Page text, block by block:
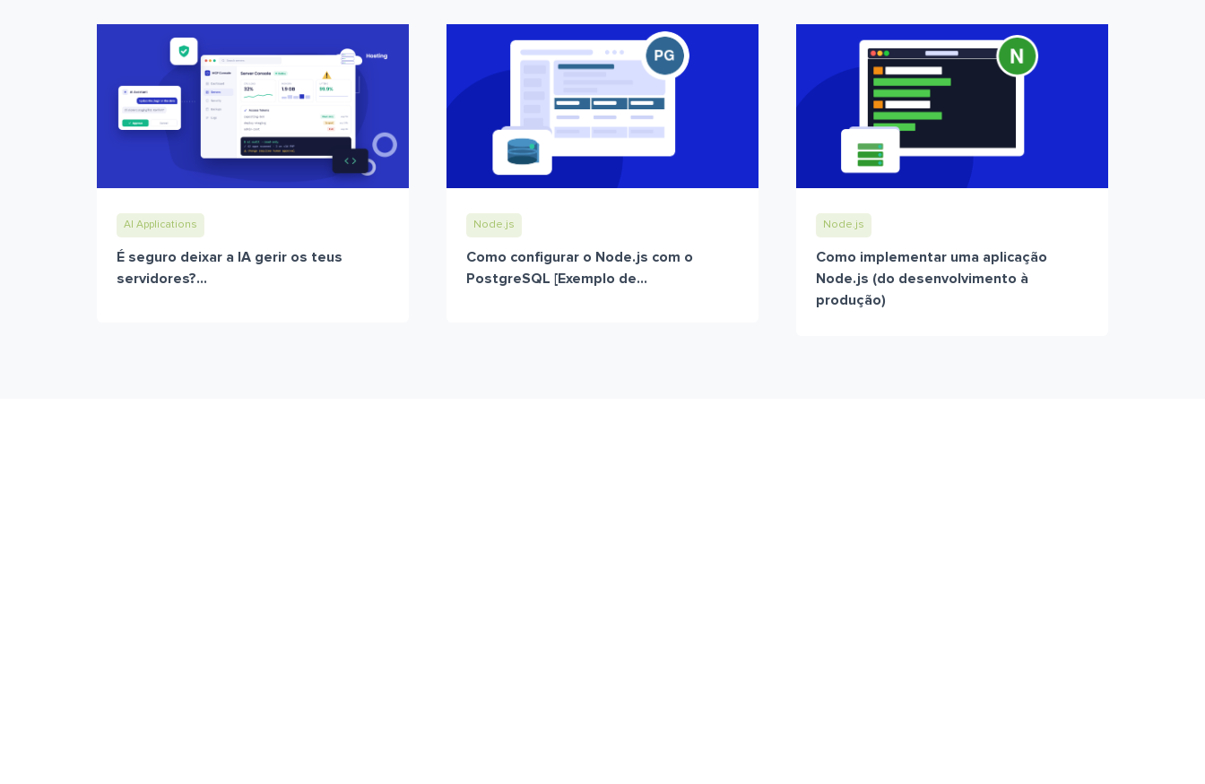
AI Applications
É seguro deixar a IA gerir os teus
servidores?...
Node.js
Como configurar o Node.js com o
PostgreSQL [Exemplo de...
Node.js
Como implementar uma aplicação
Node.js (do desenvolvimento à
produção)